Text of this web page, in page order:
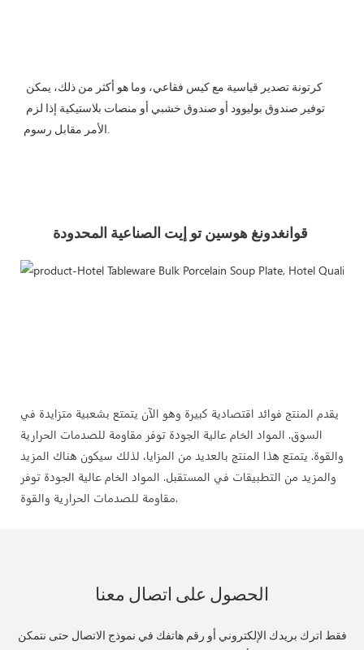
يقدم المنتج فوائد اقتصادية كبيرة وهو الآن يتمتع بشعبية متزايدة في
السوق. المواد الخام عالية الجودة توفر مقاومة للصدمات الحرارية
والقوة. يتمتع هذا المنتج بالعديد من المزايا، لذلك سيكون هناك المزيد
والمزيد من التطبيقات في المستقبل. المواد الخام عالية الجودة توفر
مقاومة للصدمات الحرارية والقوة.
الحصول على اتصال معنا
فقط اترك بريدك الإلكتروني أو رقم هاتفك في نموذج الاتصال حتى نتمكن